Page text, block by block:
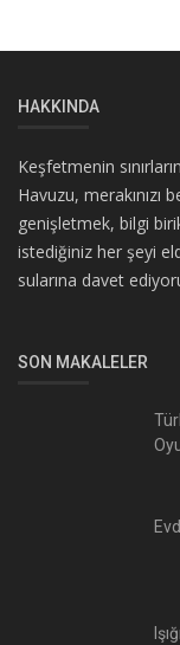
HAKKINDA
Keşfetmenin
Havuzu, merakınızı
genişletmek, bilgi
istediğiniz her şeyi
sularına davet
SON MAKALELER